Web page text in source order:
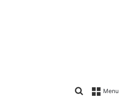
Menu
Search